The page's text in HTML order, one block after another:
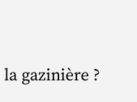
gazinière ?